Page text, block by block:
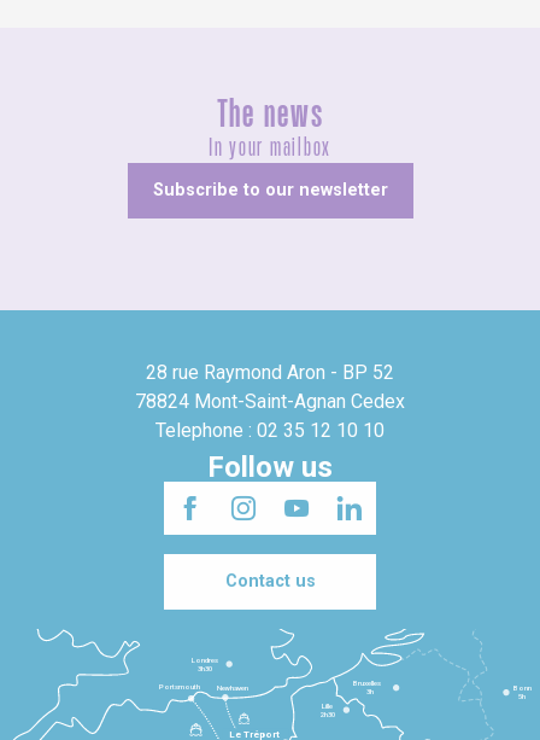
The news
In your mailbox
Subscribe to our newsletter
28 rue Raymond Aron - BP 52
78824 Mont-Saint-Agnan Cedex
Telephone : 02 35 12 10 10
Follow us
Contact us
Le Tréport
Lille
2h30
Bruxelles
3h
Londres
3h30
Newhaven
Portsmouth
Bonn
5h